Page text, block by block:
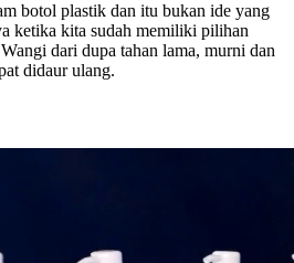
botol plastik dan itu bukan ide yang
ketika kita sudah memiliki pilihan
dari dupa tahan lama, murni dan
didaur ulang.